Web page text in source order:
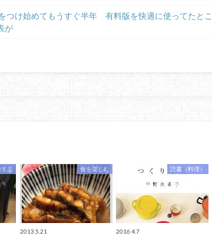
つけ始めてもうすぐ半年 有料版を快適に使ってたとこ
が
る 食を楽しむ
2013.5.21
読書（料理）
2016.4.7